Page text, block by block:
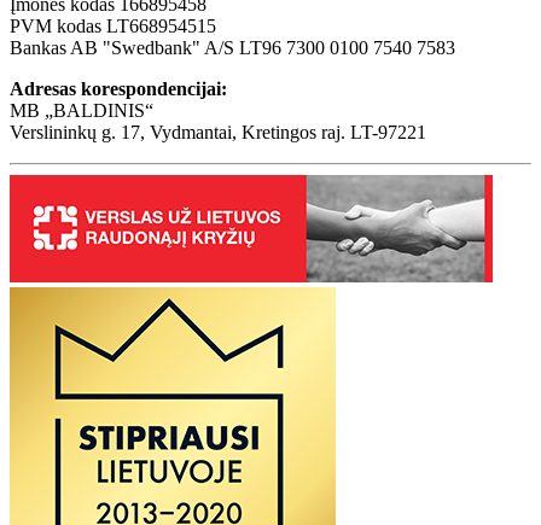
PVM kodas LT668954515
Bankas AB "Swedbank" A/S LT96 7300 0100 7540 7583
Adresas korespondencijai:
MB „BALDINIS“
Verslininkų g. 17, Vydmantai, Kretingos raj. LT-97221